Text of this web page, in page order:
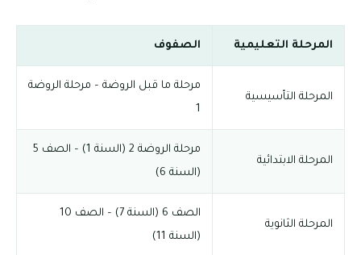
المرحلة التعليمية الصفوف
المرحلة التأسيسية
مرحلة ما قبل الروضة – مرحلة الروضة
1
المرحلة الابتدائية
مرحلة الروضة 2 (السنة 1) – الصف 5
(السنة 6)
المرحلة الثانوية
الصف 6 (السنة 7) – الصف 10
(السنة 11)